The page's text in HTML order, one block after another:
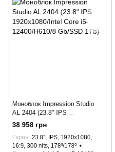
Моноблок Impression Studio
AL 2404 (23.8" IPS
1920x1080/Intel Core i5-
12400/H610/8 Gb/SSD 1Tb)
38 958 грн
Екран 23.8", IPS, 1920x1080,
16:9, 300 nits, 178º/178º